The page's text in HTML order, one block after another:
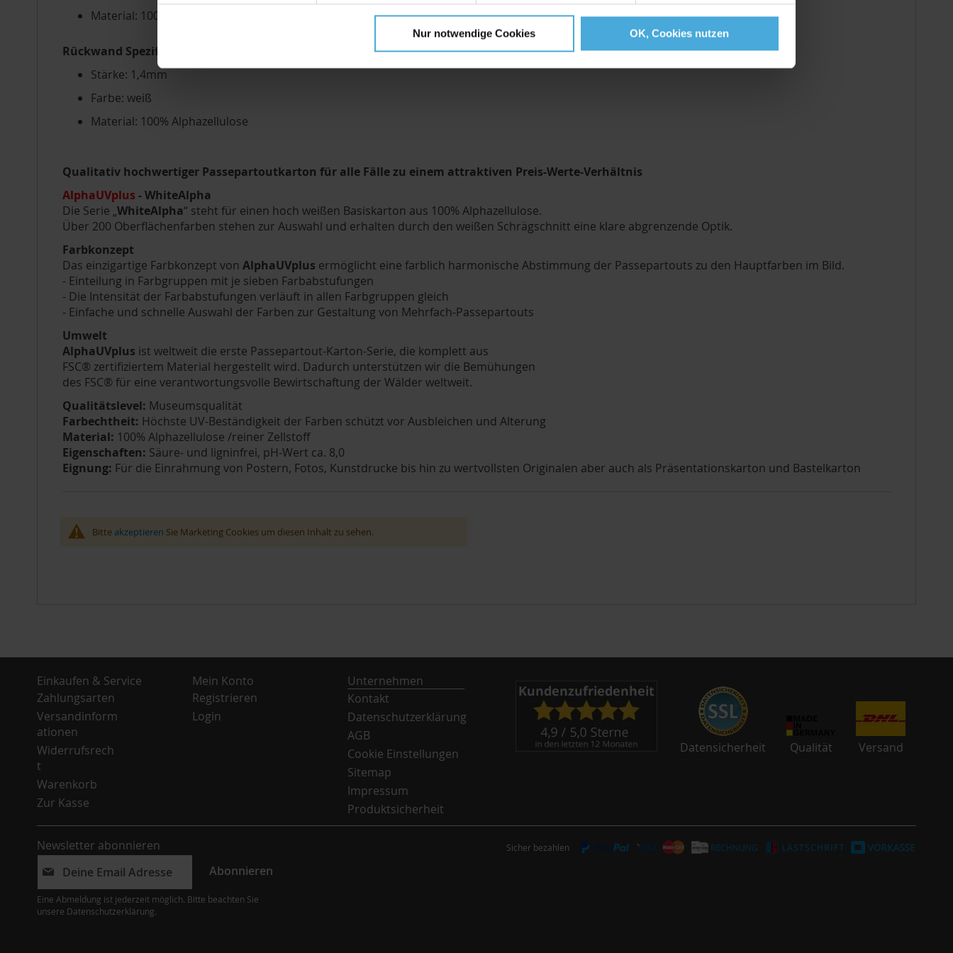
Nur notwendige Cookies OK, Cookies nutzen
Material: 100% Alphazellulose (
Rückwand Spezifikation
Stärke: 1,4mm
Farbe: weiß
Material: 100% Alphazellulose
Qualitativ hochwertiger Passepartoutkarton für alle Fälle zu einem attraktiven Preis-Werte-Verhältnis
AlphaUVplus - WhiteAlpha
Die Serie „WhiteAlpha“ steht für einen hoch weißen Basiskarton aus 100% Alphazellulose.
Über 200 Oberflächenfarben stehen zur Auswahl und erhalten durch den weißen Schrägschnitt eine klare abgrenzende Optik.
Farbkonzept
Das einzigartige Farbkonzept von AlphaUVplus ermöglicht eine farblich harmonische Abstimmung der Passepartouts zu den Hauptfarben im Bild.
- Einteilung in Farbgruppen mit je sieben Farbabstufungen
- Die Intensität der Farbabstufungen verläuft in allen Farbgruppen gleich
- Einfache und schnelle Auswahl der Farben zur Gestaltung von Mehrfach-Passepartouts
Umwelt
AlphaUVplus ist weltweit die erste Passepartout-Karton-Serie, die komplett aus
FSC® zertifiziertem Material hergestellt wird. Dadurch unterstützen wir die Bemühungen
des FSC® für eine verantwortungsvolle Bewirtschaftung der Wälder weltweit.
Qualitätslevel: Museumsqualität
Farbechtheit: Höchste UV-Beständigkeit der Farben schützt vor Ausbleichen und Alterung
Material: 100% Alphazellulose /reiner Zellstoff
Eigenschaften: Säure- und ligninfrei, pH-Wert ca. 8,0
Eignung: Für die Einrahmung von Postern, Fotos, Kunstdrucke bis hin zu wertvollsten Originalen aber auch als Präsentationskarton und Bastelkarton
Bitte akzeptieren Sie Marketing Cookies um diesen Inhalt zu sehen.
Einkaufen & Service
Zahlungsarten
Versandinform
ationen
Widerrufsrech
t
Warenkorb
Zur Kasse
Mein Konto
Registrieren
Login
Unternehmen
Kontakt
Datenschutzerklärung
AGB
Cookie Einstellungen
Sitemap
Impressum
Produktsicherheit
Datensicherheit Qualität Versand
Newsletter abonnieren
Abonnieren
Eine Abmeldung ist jederzeit möglich. Bitte beachten Sie
unsere Datenschutzerklärung.
Sicher bezahlen